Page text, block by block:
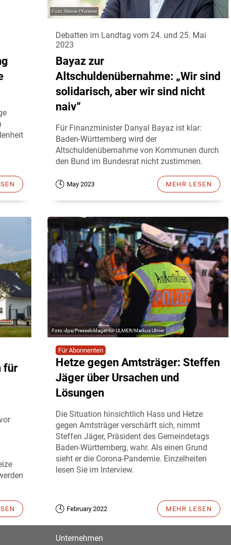
Reiner Pfisterer
Debatten im Landtag vom 24. und 25. Mai
2023
Bayaz zur
Altschuldenübernahme: „Wir sind
solidarisch, aber wir sind nicht
naiv“
Für Finanzminister Danyal Bayaz ist klar:
Baden-Württemberg wird der
Altschuldenübernahme von Kommunen durch
den Bund im Bundesrat nicht zustimmen.
May 2023 MEHR LESEN
für
dpa/Pressebildagentur ULMER/Markus Ulmer
Für Abonnenten
Hetze gegen Amtsträger: Steffen
Jäger über Ursachen und
Lösungen
Die Situation hinsichtlich Hass und Hetze
gegen Amtsträger verschärft sich, nimmt
Steffen Jäger, Präsident des Gemeindetags
Baden-Württemberg, wahr. Als einen Grund
sieht er die Corona-Pandemie. Einzelheiten
lesen Sie im Interview.
February 2022 MEHR LESEN
Unternehmen